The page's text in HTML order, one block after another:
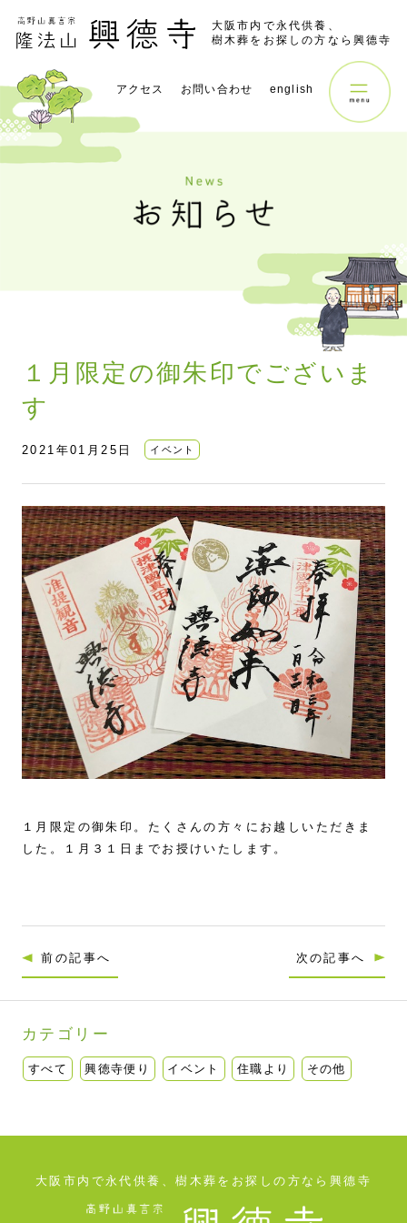
大阪市内で永代供養、
樹木葬をお探しの方なら興德寺
アクセス お問い合わせ english
１月限定の御朱印でございま
す
2021年01月25日 イベント
１月限定の御朱印。たくさんの方々にお越しいただきま
した。１月３１日までお授けいたします。
前の記事へ 次の記事へ
カテゴリー
すべて 興徳寺便り イベント 住職より その他
大阪市内で永代供養、樹木葬をお探しの方なら興德寺